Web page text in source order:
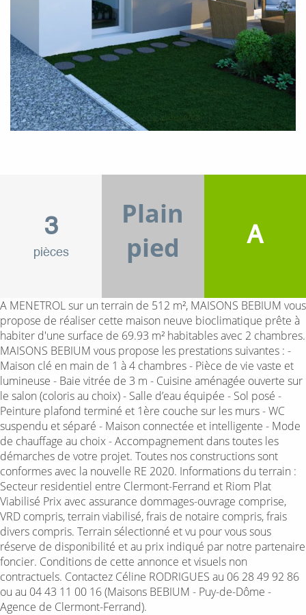
3
pièces
Plain
pied
A
A MENETROL sur un terrain de 512 m², MAISONS BEBIUM vous
propose de réaliser cette maison neuve bioclimatique prête à
habiter d'une surface de 69.93 m² habitables avec 2 chambres.
MAISONS BEBIUM vous propose les prestations suivantes : -
Maison clé en main de 1 à 4 chambres - Pièce de vie vaste et
lumineuse - Baie vitrée de 3 m - Cuisine aménagée ouverte sur
le salon (coloris au choix) - Salle d’eau équipée - Sol posé -
Peinture plafond terminé et 1ère couche sur les murs - WC
suspendu et séparé - Maison connectée et intelligente - Mode
de chauffage au choix - Accompagnement dans toutes les
démarches de votre projet. Toutes nos constructions sont
conformes avec la nouvelle RE 2020. Informations du terrain :
Secteur residentiel entre Clermont-Ferrand et Riom Plat
Viabilisé Prix avec assurance dommages-ouvrage comprise,
VRD compris, terrain viabilisé, frais de notaire compris, frais
divers compris. Terrain sélectionné et vu pour vous sous
réserve de disponibilité et au prix indiqué par notre partenaire
foncier. Conditions de cette annonce et visuels non
contractuels. Contactez Céline RODRIGUES au 06 28 49 92 86
ou au 04 43 11 00 16 (Maisons BEBIUM - Puy-de-Dôme -
Agence de Clermont-Ferrand).